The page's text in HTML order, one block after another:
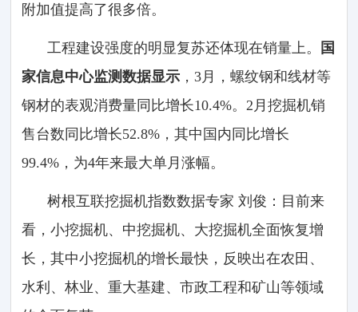
附加值提高了很多倍。
工程建设强度的明显复苏还体现在销量上。
国
家信息中心监测数据显示 ，3月，螺纹钢和线材等
钢材的表观消费量同比增长10.4%。2月挖掘机销
售台数同比增长52.8%，其中国内同比增长
99.4%，为4年来最大单月涨幅。
树根互联挖掘机指数数据专家 刘俊：目前来
看，小挖掘机、中挖掘机、大挖掘机全面恢复增
长，其中小挖掘机的增长最快，反映出在农田、
水利、林业、重大基建、市政工程和矿山等领域